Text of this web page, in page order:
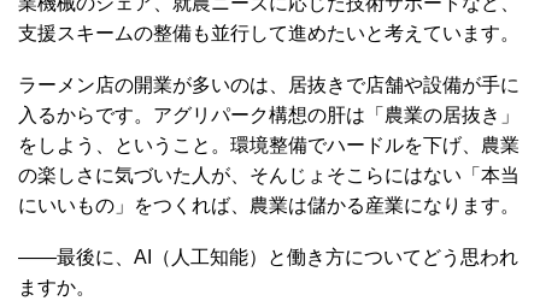
支援スキームの整備も並行して進めたいと考えています。
ラーメン店の開業が多いのは、居抜きで店舗や設備が手に
入るからです。アグリパーク構想の肝は「農業の居抜き」
をしよう、ということ。環境整備でハードルを下げ、農業
の楽しさに気づいた人が、そんじょそこらにはない「本当
にいいもの」をつくれば、農業は儲かる産業になります。
――最後に、AI（人工知能）と働き方についてどう思われ
ますか。